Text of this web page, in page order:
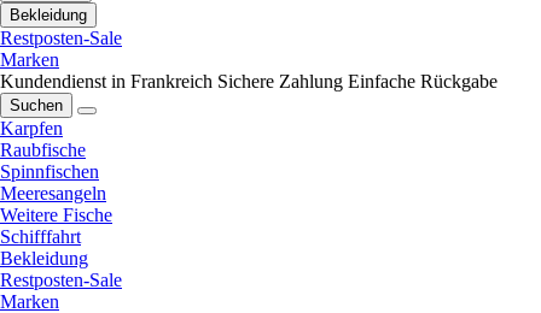
Bekleidung
Restposten-Sale
Marken
Kundendienst in Frankreich Sichere Zahlung Einfache Rückgabe
Suchen
Karpfen
Raubfische
Spinnfischen
Meeresangeln
Weitere Fische
Schifffahrt
Bekleidung
Restposten-Sale
Marken